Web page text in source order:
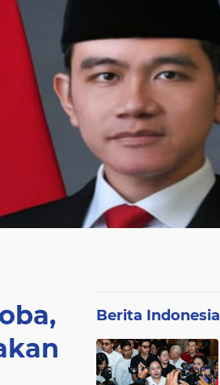
Berita Indonesia